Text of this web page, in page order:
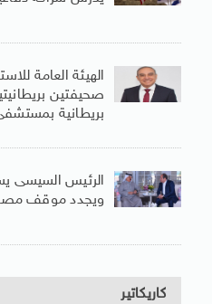
الهيئة العامة
صحيفتين
بريطانية
الرئيس السيسى
ويجدد موقف مصر
كاريكاتير